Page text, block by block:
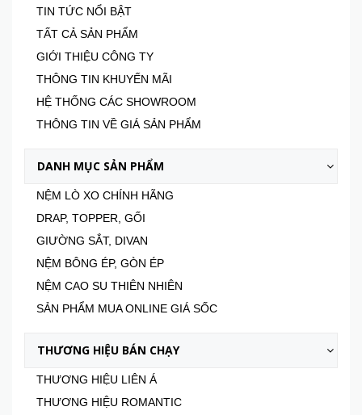
TIN TỨC NỔI BẬT
TẤT CẢ SẢN PHẨM
GIỚI THIỆU CÔNG TY
THÔNG TIN KHUYẾN MÃI
HỆ THỐNG CÁC SHOWROOM
THÔNG TIN VỀ GIÁ SẢN PHẨM
DANH MỤC SẢN PHẨM
NỆM LÒ XO CHÍNH HÃNG
DRAP, TOPPER, GỐI
GIƯỜNG SẮT, DIVAN
NỆM BÔNG ÉP, GÒN ÉP
NỆM CAO SU THIÊN NHIÊN
SẢN PHẨM MUA ONLINE GIÁ SỐC
THƯƠNG HIỆU BÁN CHẠY
THƯƠNG HIỆU LIÊN Á
THƯƠNG HIỆU ROMANTIC